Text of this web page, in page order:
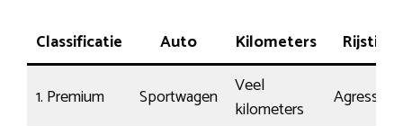
Classificatie Auto Kilometers Rijstijl
1. Premium Sportwagen
Veel
kilometers
Agressief